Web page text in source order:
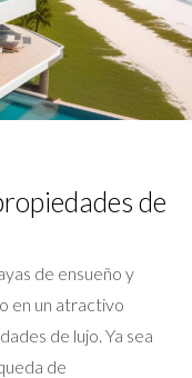
de
de ensueño y
en un atractivo
de lujo. Ya sea
de